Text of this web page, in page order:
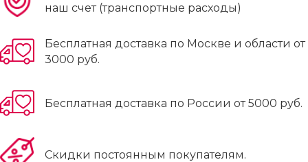
наш счет (транспортные расходы)
Бесплатная доставка по Москве и области от
3000 руб.
Бесплатная доставка по России от 5000 руб.
Скидки постоянным покупателям.